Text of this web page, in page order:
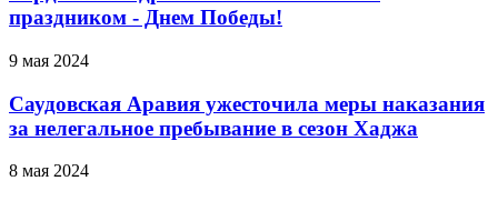
праздником - Днем Победы!
9 мая 2024
Саудовская Аравия ужесточила меры наказания
за нелегальное пребывание в сезон Хаджа
8 мая 2024